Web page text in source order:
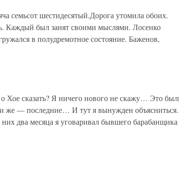
шестидесятый.Дорога утомила обоих.
Каждый был занят своими мыслями. Лосенко
в полудремотное состояние. Баженов,
сказать? Я ничего нового не скажу… Это
же — последние… И тут я вынужден
два месяца я уговаривал бывшего барабанщика